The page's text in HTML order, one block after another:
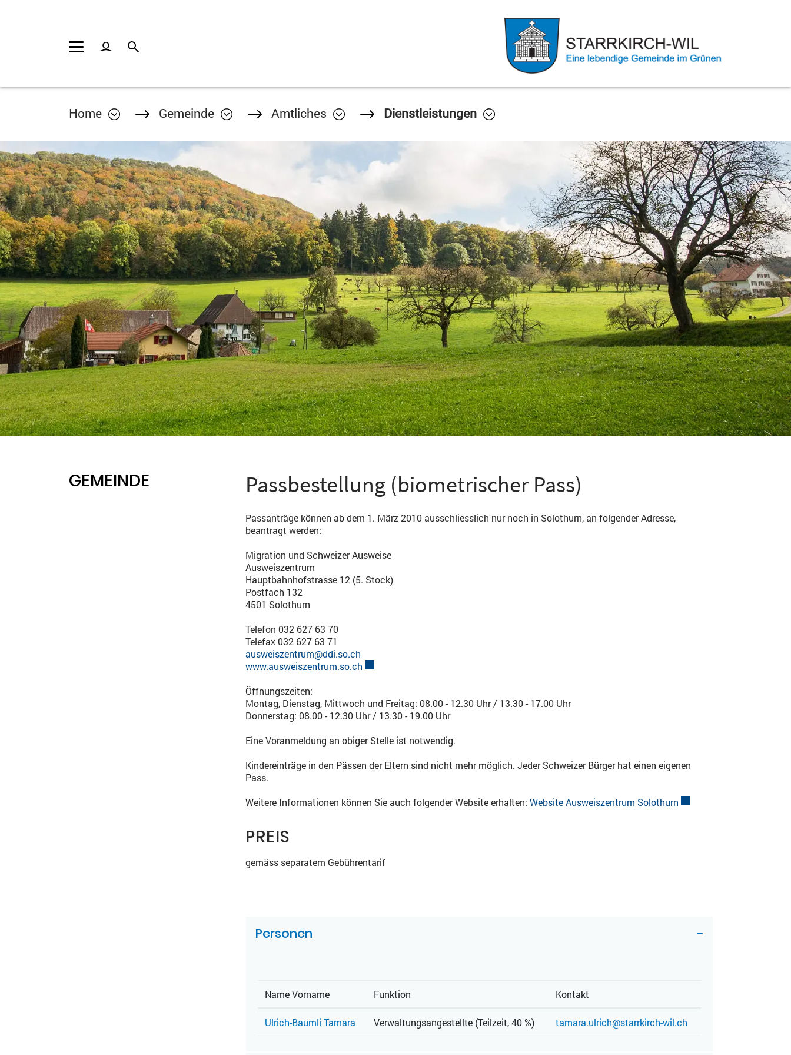
Home Gemeinde Amtliches Dienstleistungen
GEMEINDE Passbestellung (biometrischer Pass)
Passanträge können ab dem 1. März 2010 ausschliesslich nur noch in Solothurn, an folgender Adresse,
beantragt werden:
Migration und Schweizer Ausweise
Ausweiszentrum
Hauptbahnhofstrasse 12 (5. Stock)
Postfach 132
4501 Solothurn
Telefon 032 627 63 70
Telefax 032 627 63 71
ausweiszentrum@ddi.so.ch
www.ausweiszentrum.so.ch
Öffnungszeiten:
Montag, Dienstag, Mittwoch und Freitag: 08.00 - 12.30 Uhr / 13.30 - 17.00 Uhr
Donnerstag: 08.00 - 12.30 Uhr / 13.30 - 19.00 Uhr
Eine Voranmeldung an obiger Stelle ist notwendig.
Kindereinträge in den Pässen der Eltern sind nicht mehr möglich. Jeder Schweizer Bürger hat einen eigenen
Pass.
Weitere Informationen können Sie auch folgender Website erhalten: Website Ausweiszentrum Solothurn
PREIS
gemäss separatem Gebührentarif
Personen
Name Vorname Funktion Kontakt
Ulrich-Baumli Tamara Verwaltungsangestellte (Teilzeit, 40 %) tamara.ulrich@starrkirch-wil.ch